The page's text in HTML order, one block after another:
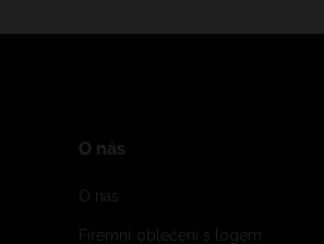
O nás
O nás
Firemní oblečení s logem